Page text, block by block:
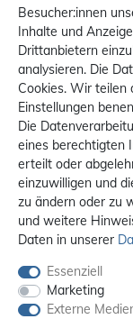
Besucher:innen
Inhalte und
Drittanbietern
analysieren. Die
Cookies. Wir teilen
Einstellungen
Die
eines berechtigten
erteilt oder
einzuwilligen und
zu ändern oder zu
und weitere
Daten in unserer
Essenziell
Marketing
Externe